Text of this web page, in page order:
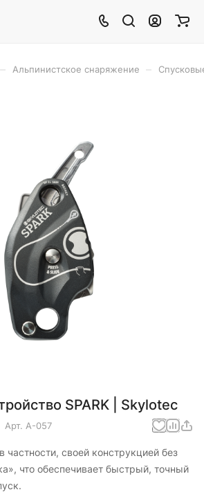
Альпинистское снаряжение
SPARK | Skylotec
Арт. A-057
частности, своей конструкцией без
что обеспечивает быстрый, точный